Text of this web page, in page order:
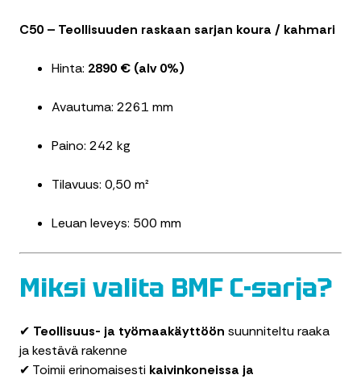
C50 – Teollisuuden raskaan sarjan koura / kahmari
Hinta: 2890 € (alv 0%)
Avautuma: 2261 mm
Paino: 242 kg
Tilavuus: 0,50 m²
Leuan leveys: 500 mm
Miksi valita BMF C-sarja?
✔ Teollisuus- ja työmaakäyttöön suunniteltu raaka
ja kestävä rakenne
✔ Toimii erinomaisesti kaivinkoneissa ja